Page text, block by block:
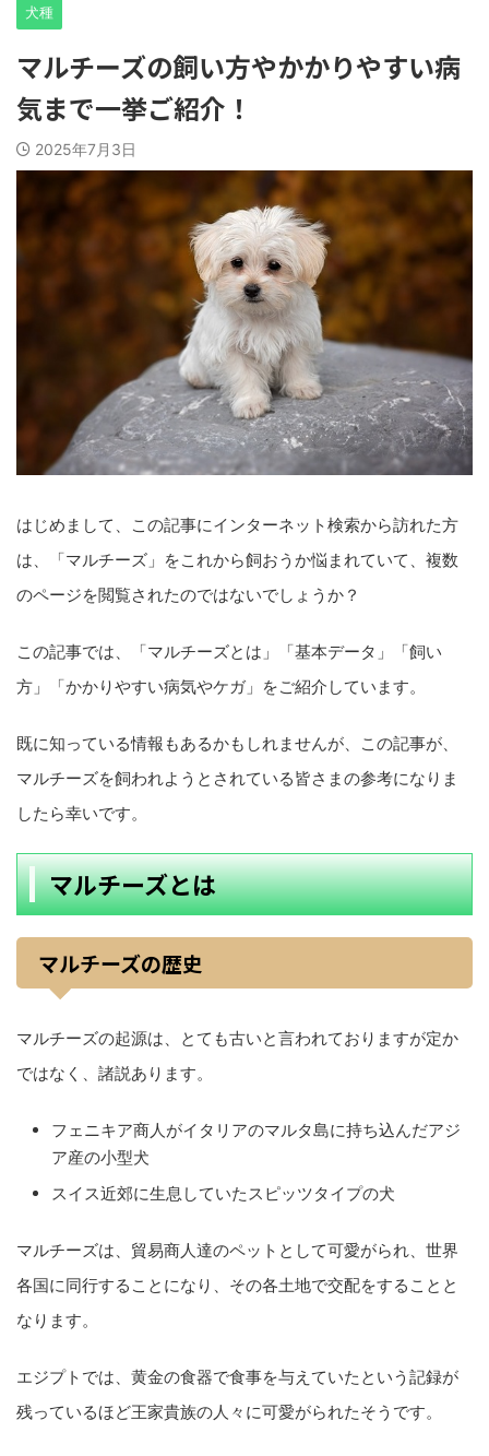
犬種
マルチーズの飼い方やかかりやすい病
気まで一挙ご紹介！
2025年7月3日
はじめまして、この記事にインターネット検索から訪れた方
は、「マルチーズ」をこれから飼おうか悩まれていて、複数
のページを閲覧されたのではないでしょうか？
この記事では、「マルチーズとは」「基本データ」「飼い
方」「かかりやすい病気やケガ」をご紹介しています。
既に知っている情報もあるかもしれませんが、この記事が、
マルチーズを飼われようとされている皆さまの参考になりま
したら幸いです。
マルチーズとは
マルチーズの歴史
マルチーズの起源は、とても古いと言われておりますが定か
ではなく、諸説あります。
フェニキア商人がイタリアのマルタ島に持ち込んだアジ
ア産の小型犬
スイス近郊に生息していたスピッツタイプの犬
マルチーズは、貿易商人達のペットとして可愛がられ、世界
各国に同行することになり、その各土地で交配をすることと
なります。
エジプトでは、黄金の食器で食事を与えていたという記録が
残っているほど王家貴族の人々に可愛がられたそうです。